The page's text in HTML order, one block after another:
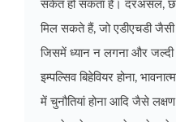
संकेत हो सकता है। दरअसल,
मिल सकते हैं, जो एडीएचडी
जिसमें ध्यान न लगना और जल्दी
इम्पल्सिव बिहेवियर होना,
में चुनौतियां होना आदि जैसे